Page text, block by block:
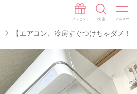
【エアコン、冷房すぐつけちゃダメ